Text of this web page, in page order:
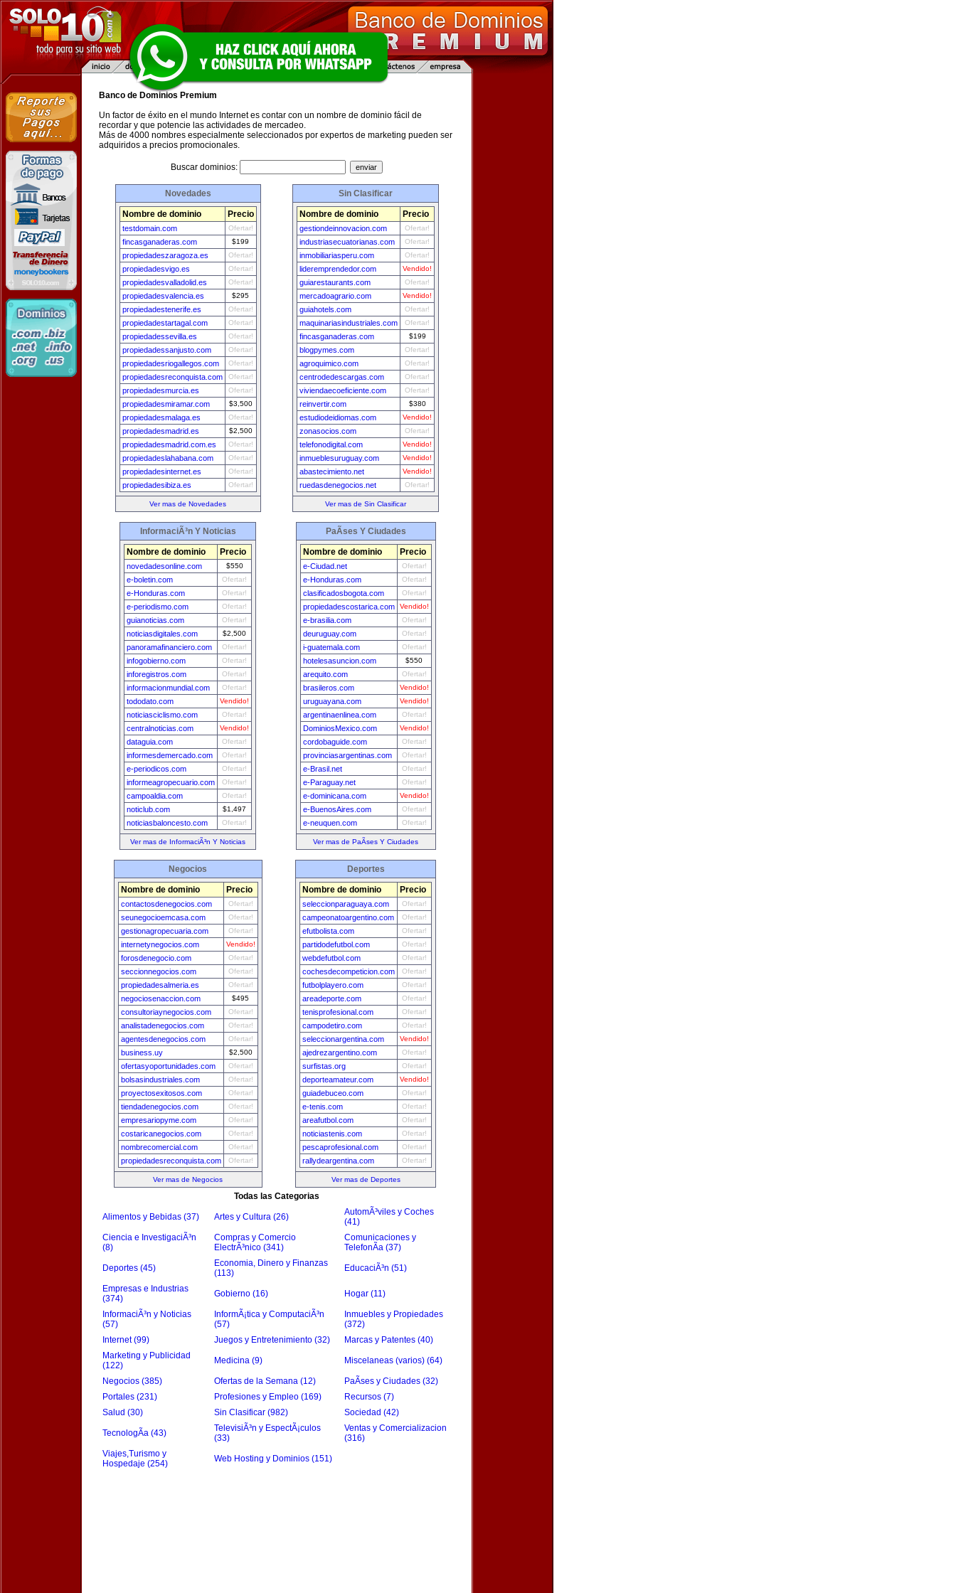
Banco de Dominios Premium
Un factor de éxito en el mundo Internet es contar con un nombre de dominio fácil de
recordar y que potencie las actividades de mercadeo.
Más de 4000 nombres especialmente seleccionados por expertos de marketing pueden ser
adquiridos a precios promocionales.
Buscar dominios:
Novedades
Nombre de dominio Precio
testdomain.com Ofertar!
fincasganaderas.com $199
propiedadeszaragoza.es Ofertar!
propiedadesvigo.es Ofertar!
propiedadesvalladolid.es Ofertar!
propiedadesvalencia.es $295
propiedadestenerife.es Ofertar!
propiedadestartagal.com Ofertar!
propiedadessevilla.es Ofertar!
propiedadessanjusto.com Ofertar!
propiedadesriogallegos.com Ofertar!
propiedadesreconquista.com Ofertar!
propiedadesmurcia.es Ofertar!
propiedadesmiramar.com $3,500
propiedadesmalaga.es Ofertar!
propiedadesmadrid.es $2,500
propiedadesmadrid.com.es Ofertar!
propiedadeslahabana.com Ofertar!
propiedadesinternet.es Ofertar!
propiedadesibiza.es Ofertar!
Ver mas de Novedades
Sin Clasificar
Nombre de dominio Precio
gestiondeinnovacion.com Ofertar!
industriasecuatorianas.com Ofertar!
inmobiliariasperu.com Ofertar!
lideremprendedor.com Vendido!
guiarestaurants.com Ofertar!
mercadoagrario.com Vendido!
guiahotels.com Ofertar!
maquinariasindustriales.com Ofertar!
fincasganaderas.com $199
blogpymes.com Ofertar!
agroquimico.com Ofertar!
centrodedescargas.com Ofertar!
viviendaecoeficiente.com Ofertar!
reinvertir.com $380
estudiodeidiomas.com Vendido!
zonasocios.com Ofertar!
telefonodigital.com Vendido!
inmueblesuruguay.com Vendido!
abastecimiento.net Vendido!
ruedasdenegocios.net Ofertar!
Ver mas de Sin Clasificar
InformaciÃ³n Y Noticias
Nombre de dominio Precio
novedadesonline.com $550
e-boletin.com Ofertar!
e-Honduras.com Ofertar!
e-periodismo.com Ofertar!
guianoticias.com Ofertar!
noticiasdigitales.com $2,500
panoramafinanciero.com Ofertar!
infogobierno.com Ofertar!
inforegistros.com Ofertar!
informacionmundial.com Ofertar!
tododato.com Vendido!
noticiasciclismo.com Ofertar!
centralnoticias.com Vendido!
dataguia.com Ofertar!
informesdemercado.com Ofertar!
e-periodicos.com Ofertar!
informeagropecuario.com Ofertar!
campoaldia.com Ofertar!
noticlub.com $1,497
noticiasbaloncesto.com Ofertar!
Ver mas de InformaciÃ³n Y Noticias
PaÃ­ses Y Ciudades
Nombre de dominio Precio
e-Ciudad.net Ofertar!
e-Honduras.com Ofertar!
clasificadosbogota.com Ofertar!
propiedadescostarica.com Vendido!
e-brasilia.com Ofertar!
deuruguay.com Ofertar!
i-guatemala.com Ofertar!
hotelesasuncion.com $550
arequito.com Ofertar!
brasileros.com Vendido!
uruguayana.com Vendido!
argentinaenlinea.com Ofertar!
DominiosMexico.com Vendido!
cordobaguide.com Ofertar!
provinciasargentinas.com Ofertar!
e-Brasil.net Ofertar!
e-Paraguay.net Ofertar!
e-dominicana.com Vendido!
e-BuenosAires.com Ofertar!
e-neuquen.com Ofertar!
Ver mas de PaÃ­ses Y Ciudades
Negocios
Nombre de dominio Precio
contactosdenegocios.com Ofertar!
seunegocioemcasa.com Ofertar!
gestionagropecuaria.com Ofertar!
internetynegocios.com Vendido!
forosdenegocio.com Ofertar!
seccionnegocios.com Ofertar!
propiedadesalmeria.es Ofertar!
negociosenaccion.com $495
consultoriaynegocios.com Ofertar!
analistadenegocios.com Ofertar!
agentesdenegocios.com Ofertar!
business.uy $2,500
ofertasyoportunidades.com Ofertar!
bolsasindustriales.com Ofertar!
proyectosexitosos.com Ofertar!
tiendadenegocios.com Ofertar!
empresariopyme.com Ofertar!
costaricanegocios.com Ofertar!
nombrecomercial.com Ofertar!
propiedadesreconquista.com Ofertar!
Ver mas de Negocios
Deportes
Nombre de dominio Precio
seleccionparaguaya.com Ofertar!
campeonatoargentino.com Ofertar!
efutbolista.com Ofertar!
partidodefutbol.com Ofertar!
webdefutbol.com Ofertar!
cochesdecompeticion.com Ofertar!
futbolplayero.com Ofertar!
areadeporte.com Ofertar!
tenisprofesional.com Ofertar!
campodetiro.com Ofertar!
seleccionargentina.com Vendido!
ajedrezargentino.com Ofertar!
surfistas.org Ofertar!
deporteamateur.com Vendido!
guiadebuceo.com Ofertar!
e-tenis.com Ofertar!
areafutbol.com Ofertar!
noticiastenis.com Ofertar!
pescaprofesional.com Ofertar!
rallydeargentina.com Ofertar!
Ver mas de Deportes
Todas las Categorias
Alimentos y Bebidas (37) Artes y Cultura (26)
AutomÃ³viles y Coches
(41)
Ciencia e InvestigaciÃ³n
(8)
Compras y Comercio
ElectrÃ³nico (341)
Comunicaciones y
TelefonÃ­a (37)
Deportes (45)
Economia, Dinero y Finanzas
(113)
EducaciÃ³n (51)
Empresas e Industrias
(374)
Gobierno (16) Hogar (11)
InformaciÃ³n y Noticias
(57)
InformÃ¡tica y ComputaciÃ³n
(57)
Inmuebles y Propiedades
(372)
Internet (99)
Juegos y Entretenimiento (32)
Marcas y Patentes (40)
Marketing y Publicidad
(122)
Medicina (9) Miscelaneas (varios) (64)
Negocios (385) Ofertas de la Semana (12)
PaÃ­ses y Ciudades (32)
Portales (231)
Profesiones y Empleo (169)
Recursos (7)
Salud (30)
Sin Clasificar (982) Sociedad (42)
TecnologÃ­a (43)
TelevisiÃ³n y EspectÃ¡culos
(33)
Ventas y Comercializacion
(316)
Viajes,Turismo y
Hospedaje (254)
Web Hosting y Dominios (151)